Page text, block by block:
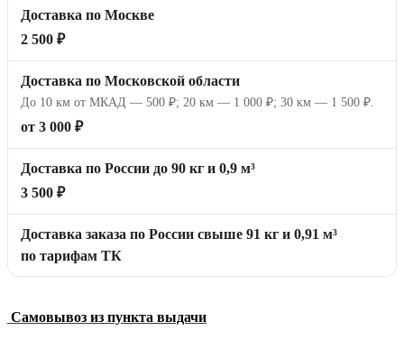
Доставка по Москве
2 500 ₽
Доставка по Московской области
До 10 км от МКАД — 500 ₽; 20 км — 1 000 ₽; 30 км — 1 500 ₽.
от 3 000 ₽
Доставка по России до 90 кг и 0,9 м³
3 500 ₽
Доставка заказа по России свыше 91 кг и 0,91 м³
по тарифам ТК
Самовывоз из пункта выдачи